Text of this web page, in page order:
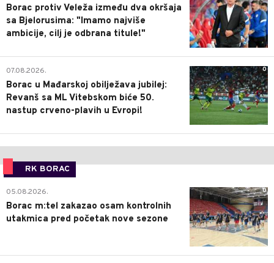
Borac protiv Veleža između dva okršaja
sa Bjelorusima: "Imamo najviše
ambicije, cilj je odbrana titule!"
0
07.08.2026.
Borac u Mađarskoj obilježava jubilej:
Revanš sa ML Vitebskom biće 50.
nastup crveno-plavih u Evropi!
RK BORAC
0
05.08.2026.
Borac m:tel zakazao osam kontrolnih
utakmica pred početak nove sezone